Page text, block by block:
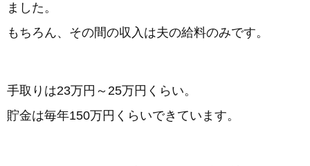
ました。
もちろん、その間の収入は夫の給料のみです。
手取りは23万円～25万円くらい。
貯金は毎年150万円くらいできています。